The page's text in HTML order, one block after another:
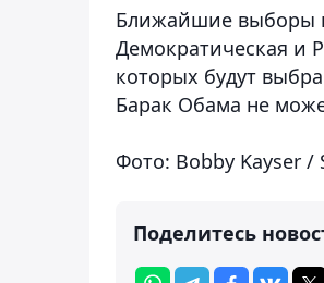
Ближайшие выборы
Демократическая и
которых будут
Барак Обама не
Фото: Bobby Kayser /
Поделитесь